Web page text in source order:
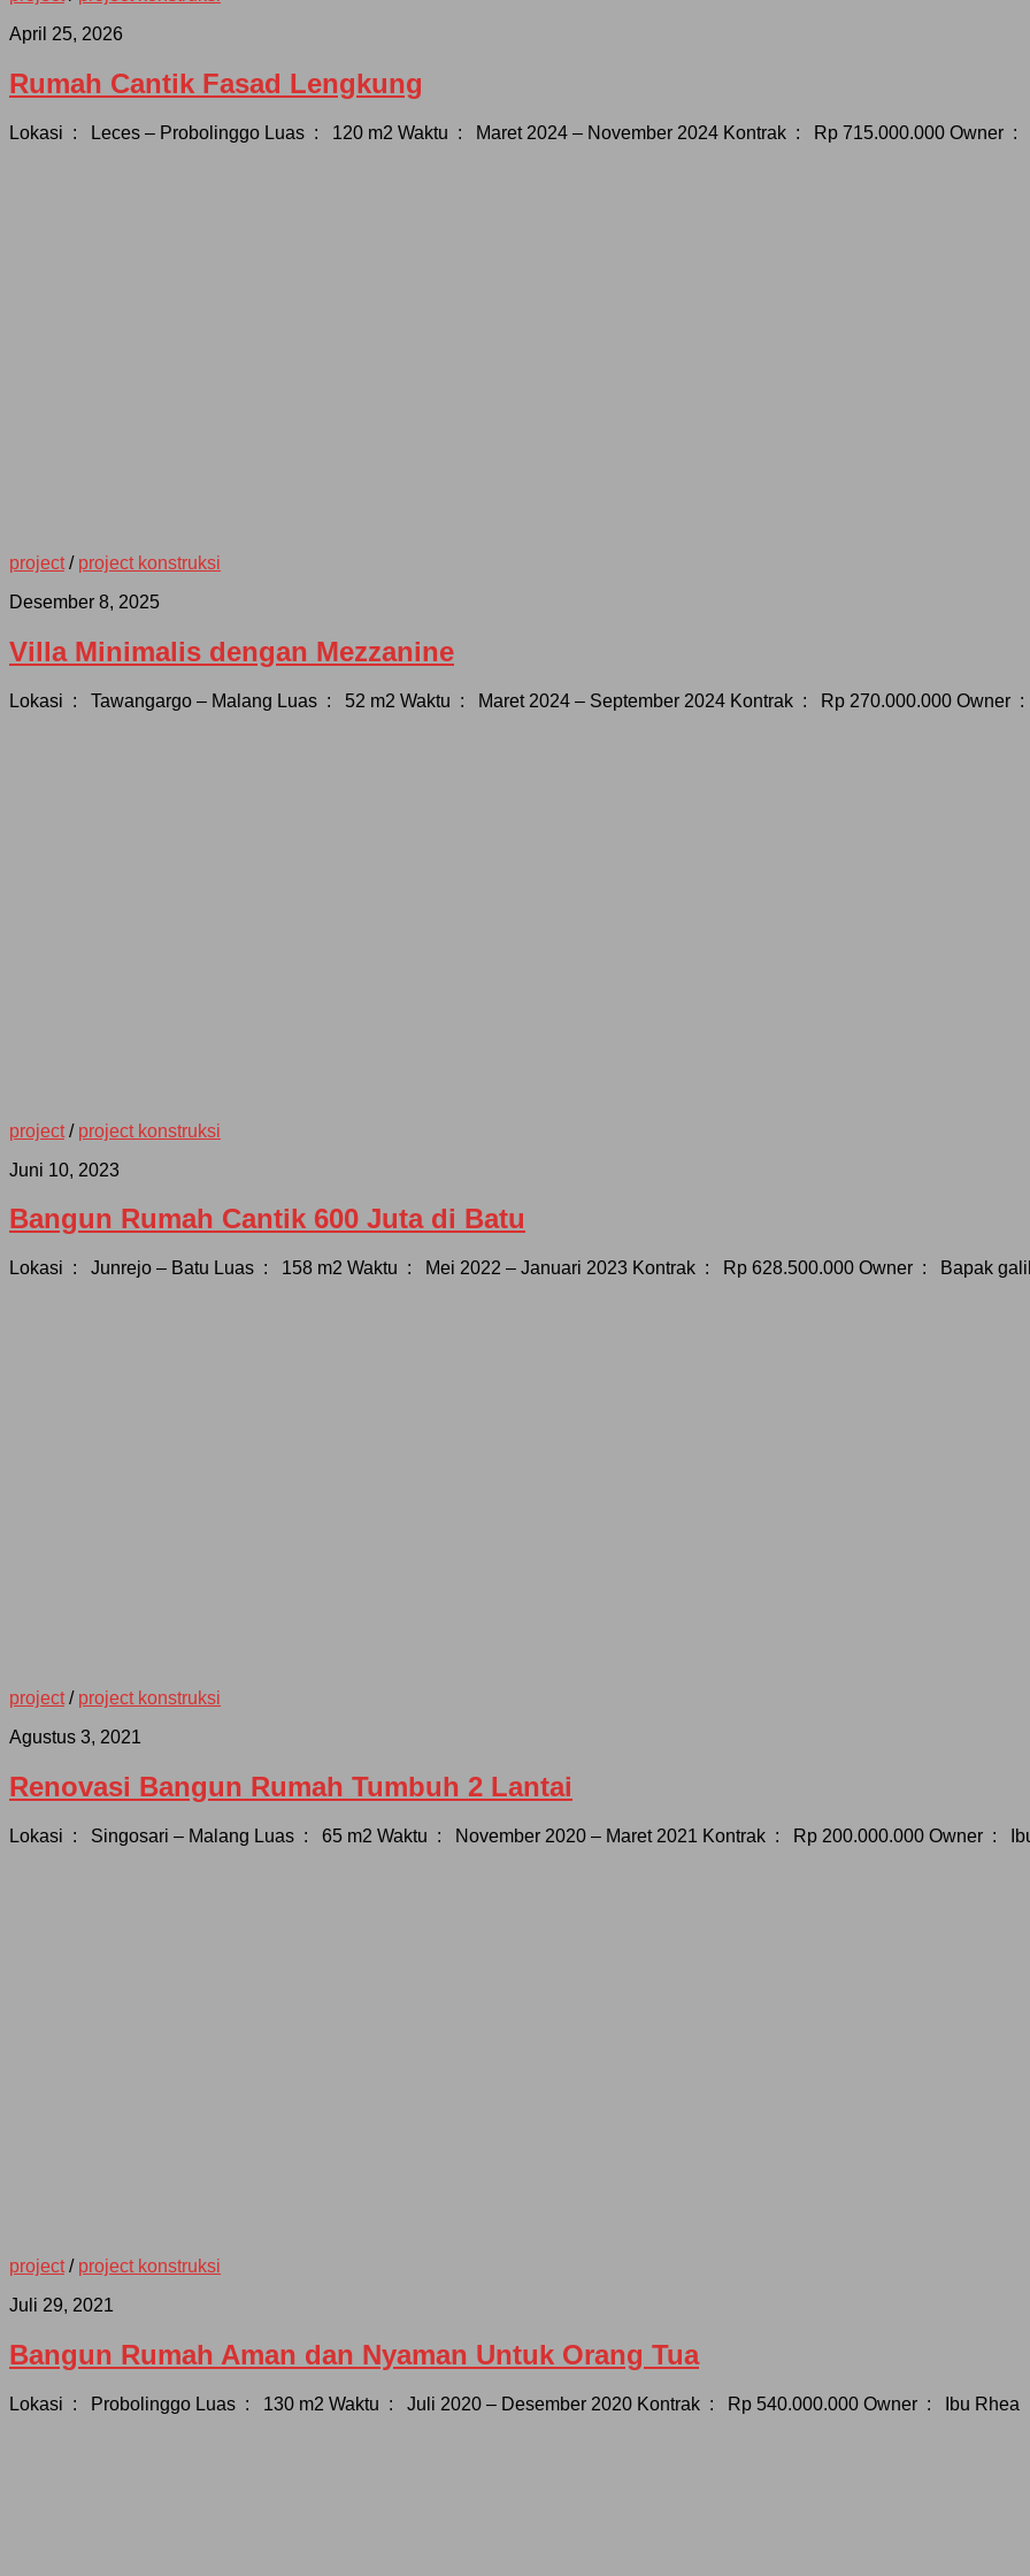
April 25, 2026
Rumah Cantik Fasad Lengkung
Lokasi : Leces – Probolinggo Luas : 120 m2 Waktu : Maret 2024 – November 2024 Kontrak : Rp 715.000.000 Owner :
project / project konstruksi
Desember 8, 2025
Villa Minimalis dengan Mezzanine
Lokasi : Tawangargo – Malang Luas : 52 m2 Waktu : Maret 2024 – September 2024 Kontrak : Rp 270.000.000 Owner
project / project konstruksi
Juni 10, 2023
Bangun Rumah Cantik 600 Juta di Batu
Lokasi : Junrejo – Batu Luas : 158 m2 Waktu : Mei 2022 – Januari 2023 Kontrak : Rp 628.500.000 Owner : Bapak
project / project konstruksi
Agustus 3, 2021
Renovasi Bangun Rumah Tumbuh 2 Lantai
Lokasi : Singosari – Malang Luas : 65 m2 Waktu : November 2020 – Maret 2021 Kontrak : Rp 200.000.000 Owner :
project / project konstruksi
Juli 29, 2021
Bangun Rumah Aman dan Nyaman Untuk Orang Tua
Lokasi : Probolinggo Luas : 130 m2 Waktu : Juli 2020 – Desember 2020 Kontrak : Rp 540.000.000 Owner : Ibu Rhea